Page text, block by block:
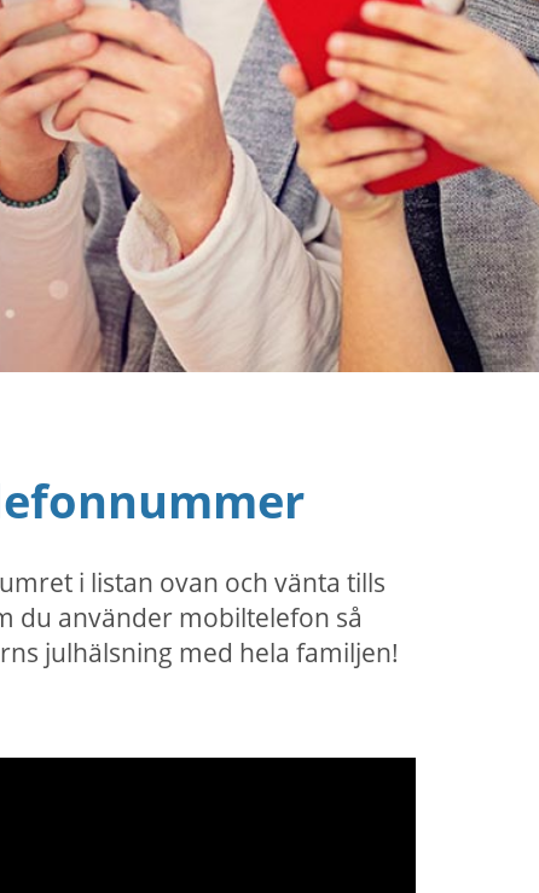
i listan ovan och vänta tills
du använder mobiltelefon så
julhälsning med hela familjen!